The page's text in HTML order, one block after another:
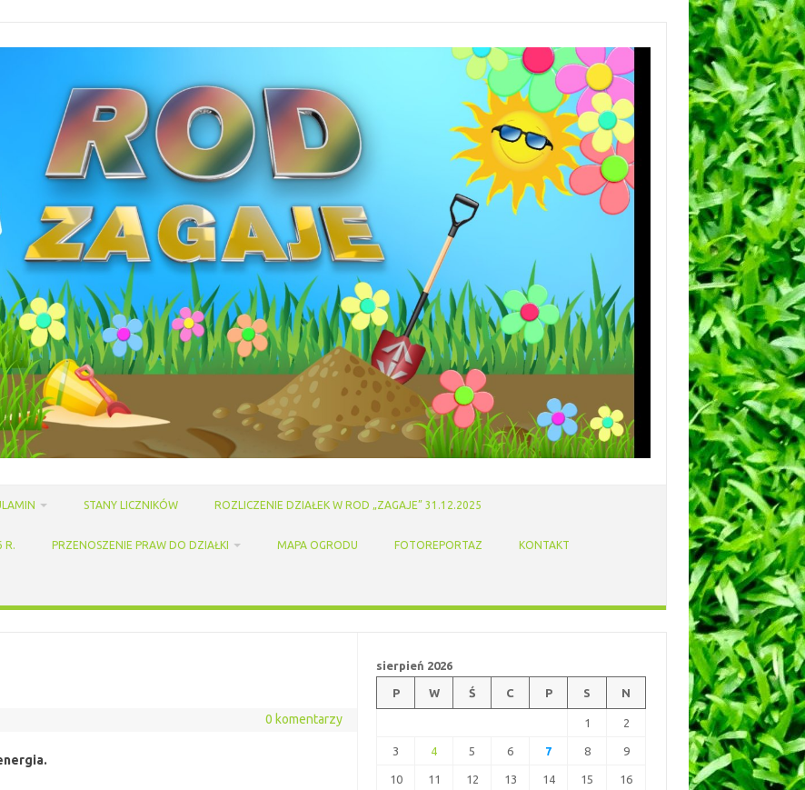
STANY LICZNIKÓW ROZLICZENIE DZIAŁEK W ROD „ZAGAJE” 31.12.2025
R. PRZENOSZENIE PRAW DO DZIAŁKI MAPA OGRODU FOTOREPORTAZ KONTAKT
0 komentarzy
sierpień 2026
P W Ś C P S N
1 2
3 4 5 6 7 8 9
10 11 12 13 14 15 16